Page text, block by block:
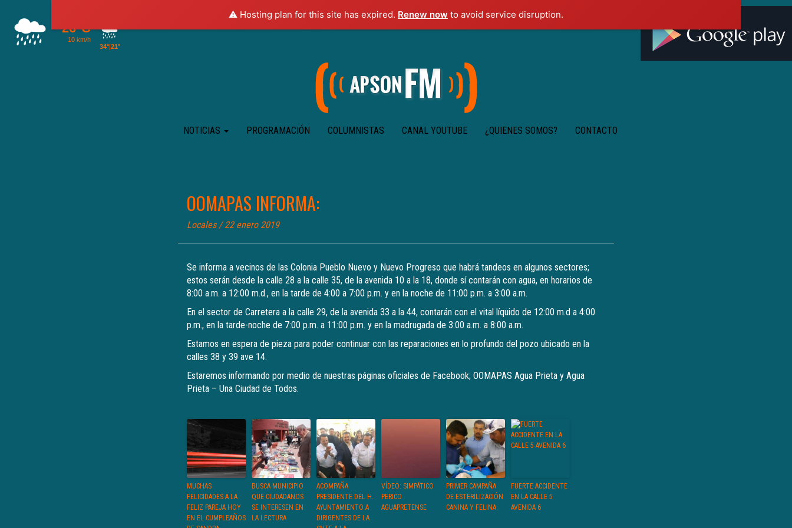
⚠️ Hosting plan for this site has expired. Renew now to avoid service disruption.
NOTICIAS PROGRAMACIÓN COLUMNISTAS CANAL YOUTUBE ¿QUIENES SOMOS? CONTACTO
OOMAPAS INFORMA:
Locales/ 22 enero 2019
Se informa a vecinos de las Colonia Pueblo Nuevo y Nuevo Progreso que habrá tandeos en algunos sectores;
estos serán desde la calle 28 a la calle 35, de la avenida 10 a la 18, donde sí contarán con agua, en horarios de
8:00 a.m. a 12:00 m.d., en la tarde de 4:00 a 7:00 p.m. y en la noche de 11:00 p.m. a 3:00 a.m.
En el sector de Carretera a la calle 29, de la avenida 33 a la 44, contarán con el vital líquido de 12:00 m.d a 4:00
p.m., en la tarde-noche de 7:00 p.m. a 11:00 p.m. y en la madrugada de 3:00 a.m. a 8:00 a.m.
Estamos en espera de pieza para poder continuar con las reparaciones en lo profundo del pozo ubicado en la
calles 38 y 39 ave 14.
Estaremos informando por medio de nuestras páginas oficiales de Facebook; OOMAPAS Agua Prieta y Agua
Prieta – Una Ciudad de Todos.
MUCHAS
FELICIDADES A LA
FELIZ PAREJA HOY
EN EL CUMPLEAÑOS
BUSCA MUNICIPIO
QUE CIUDADANOS
SE INTERESEN EN
LA LECTURA
ACOMPAÑA
PRESIDENTE DEL H.
AYUNTAMIENTO A
DIRIGENTES DE LA
VÍDEO: SIMPÁTICO
PERICO
AGUAPRETENSE
PRIMER CAMPAÑA
DE ESTERILIZACIÓN
CANINA Y FELINA.
FUERTE ACCIDENTE
EN LA CALLE 5
AVENIDA 6